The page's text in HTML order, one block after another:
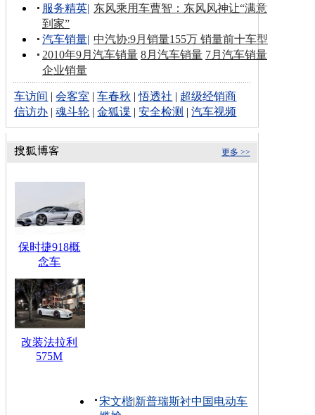
服务精英| 东风乘用车曹智：东风风神让“满意
到家”
汽车销量| 中汽协:9月销量155万 销量前十车型
2010年9月汽车销量 8月汽车销量 7月汽车销量
企业销量
车访间 |会客室 |车春秋 |悟透社 | 超级经销商
信访办 |魂斗轮 |金狐谍 |安全检测 |汽车视频
更多 >>
保时捷918概
念车
改装法拉利
575M
宋文楷|新普瑞斯衬中国电动车